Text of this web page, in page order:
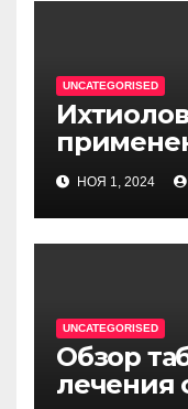
UNCATEGORISED
НОЯ 1, 2024
UNCATEGORISED
Обзор
лечения